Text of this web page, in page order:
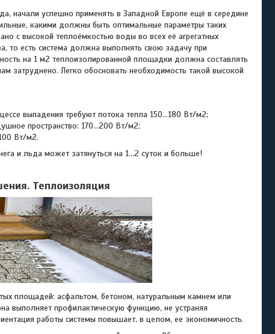
успешно применять в Западной Европе ещё в середине
какими должны быть оптимальные параметры таких
с высокой теплоёмкостью воды во всех её агрегатных
то есть система должна выполнять свою задачу при
на 1 м2 теплоизолированной площадки должна составлять
Легко обосновать необходимость такой высокой
выпадения требуют потока тепла 150…180 Вт/м2;
пространство: 170…200 Вт/м2;
Вт/м2.
и льда может затянуться на 1…2 суток и больше!
Теплоизоляция
площадей: асфальтом, бетоном, натуральным камнем или
выполняет профилактическую функцию, не устраняя
работы системы повышает, в целом, ее экономичность.